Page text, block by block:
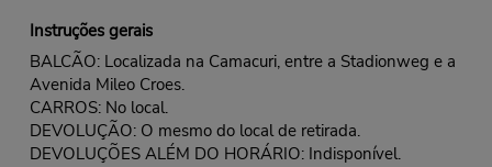
Instruções gerais
BALCÃO: Localizada na Camacuri, entre a Stadionweg e a
Avenida Mileo Croes.
CARROS: No local.
DEVOLUÇÃO: O mesmo do local de retirada.
DEVOLUÇÕES ALÉM DO HORÁRIO: Indisponível.